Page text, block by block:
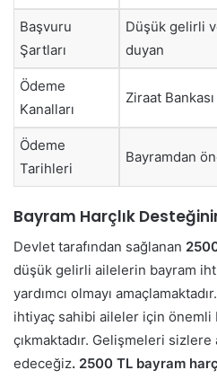
Başvuru
Şartları
Düşük gelirli
duyan
Ödeme
Kanalları
Ziraat
Ödeme
Tarihleri
Bayramdan
Bayram Harçlık
Devlet tarafından sağlanan
düşük gelirli ailelerin bayram
yardımcı olmayı
ihtiyaç sahibi aileler için önemli
çıkmaktadır. Gelişmeleri
edeceğiz. 2500 TL bayram